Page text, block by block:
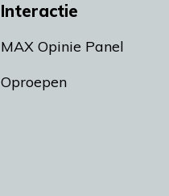
Interactie
MAX Opinie Panel
Oproepen